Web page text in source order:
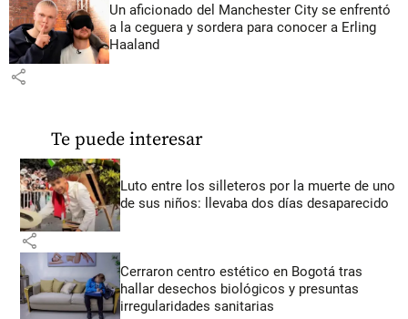
Un aficionado del Manchester City se enfrentó
a la ceguera y sordera para conocer a Erling
Haaland
share
Te puede interesar
Luto entre los silleteros por la muerte de uno
de sus niños: llevaba dos días desaparecido
share
Cerraron centro estético en Bogotá tras
hallar desechos biológicos y presuntas
irregularidades sanitarias